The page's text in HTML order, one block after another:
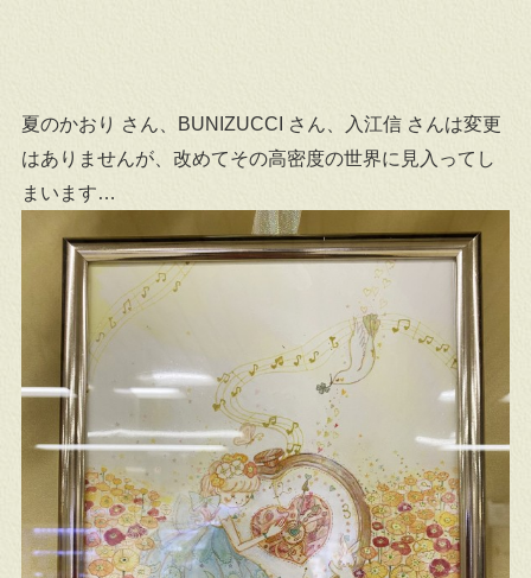
夏のかおり さん、BUNIZUCCI さん、入江信 さんは変更
はありませんが、改めてその高密度の世界に見入ってし
まいます…